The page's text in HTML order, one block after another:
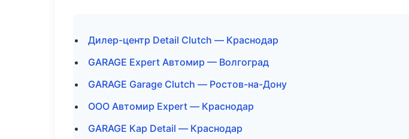
Дилер-центр Detail Clutch — Краснодар
GARAGE Expert Автомир — Волгоград
GARAGE Garage Clutch — Ростов-на-Дону
ООО Автомир Expert — Краснодар
GARAGE Кар Detail — Краснодар